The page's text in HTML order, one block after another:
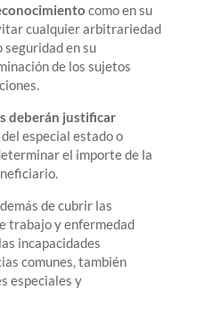
como en su
cualquier arbitrariedad
seguridad en su
de los sujetos
deberán justificar
especial estado o
el importe de la
de cubrir las
trabajo y enfermedad
incapacidades
comunes, también
especiales y